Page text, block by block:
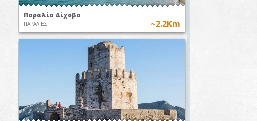
Παραλία Δίχοβα
ΠΑΡΑΛΙΕΣ ~2.2Km